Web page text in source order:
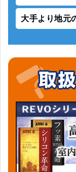
大手より地元